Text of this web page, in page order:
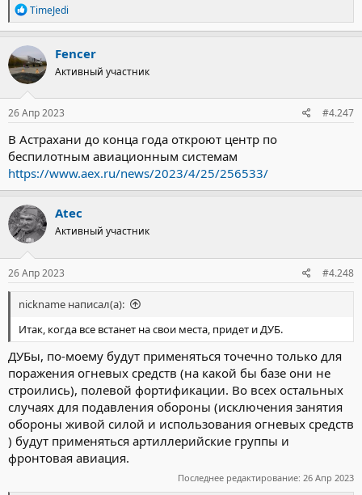
Р
е
а
к
ц
и
и
:
TimeJedi
Fencer
Активный участник
26 Апр 2023 #4.247
В Астрахани до конца года откроют центр по
беспилотным авиационным системам
https://www.aex.ru/news/2023/4/25/256533/
Atec
Активный участник
26 Апр 2023 #4.248
nickname написал(а):
Итак, когда все встанет на свои места, придет и ДУБ.
ДУБы, по-моему будут применяться точечно только для
поражения огневых средств (на какой бы базе они не
строились), полевой фортификации. Во всех остальных
случаях для подавления обороны (исключения занятия
обороны живой силой и использования огневых средств
) будут применяться артиллерийские группы и
фронтовая авиация.
Последнее редактирование: 26 Апр 2023